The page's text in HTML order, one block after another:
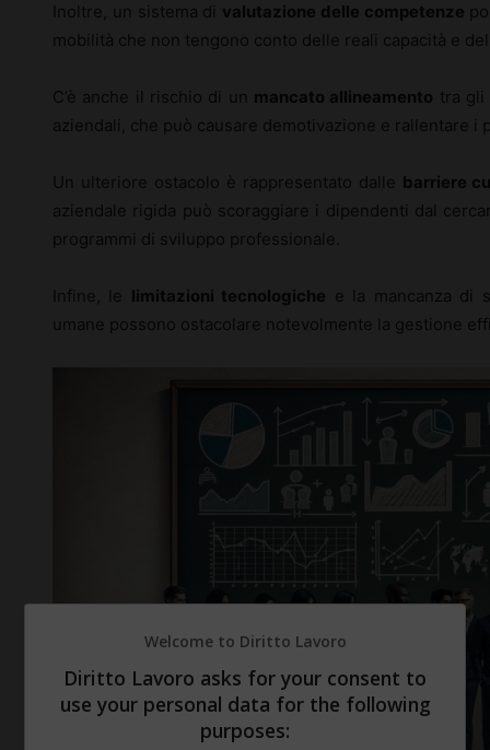
Inoltre, un sistema di valutazione delle competenze
mobilità che non tengono conto delle reali capacità e
C’è anche il rischio di un mancato allineamento tra gli
aziendali, che può causare demotivazione e rallentare i
Un ulteriore ostacolo è rappresentato dalle barriere
aziendale rigida può scoraggiare i dipendenti dal
programmi di sviluppo professionale.
Infine, le limitazioni tecnologiche e la mancanza di
umane possono ostacolare notevolmente la gestione
Welcome to Diritto Lavoro
Diritto Lavoro asks for your consent to
use your personal data for the following
purposes: